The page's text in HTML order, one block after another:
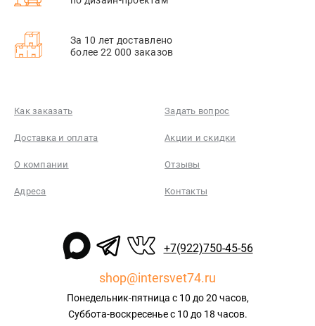
За 10 лет доставлено
более 22 000 заказов
Как заказать Задать вопрос
Доставка и оплата Акции и скидки
О компании Отзывы
Адреса Контакты
+7(922)750-45-56
shop@intersvet74.ru
Понедельник-пятница с 10 до 20 часов,
Суббота-воскресенье с 10 до 18 часов.